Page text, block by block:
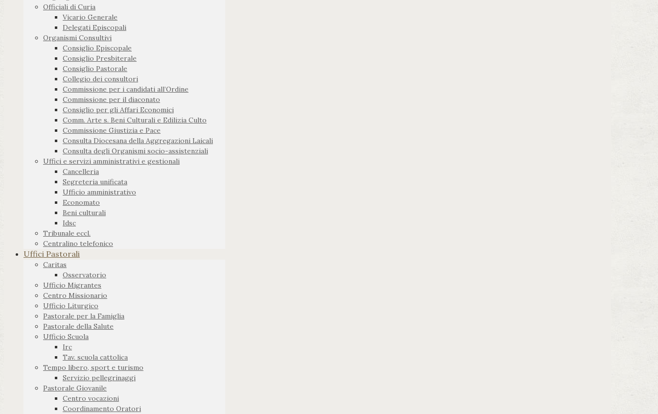
Officiali di Curia
Vicario Generale
Delegati Episcopali
Organismi Consultivi
Consiglio Episcopale
Consiglio Presbiterale
Consiglio Pastorale
Collegio dei consultori
Commissione per i candidati all’Ordine
Commissione per il diaconato
Consiglio per gli Affari Economici
Comm. Arte s. Beni Culturali e Edilizia Culto
Commissione Giustizia e Pace
Consulta Diocesana della Aggregazioni Laicali
Consulta degli Organismi socio-assistenziali
Uffici e servizi amministrativi e gestionali
Cancelleria
Segreteria unificata
Ufficio amministrativo
Economato
Beni culturali
Idsc
Tribunale eccl.
Centralino telefonico
Uffici Pastorali
Caritas
Osservatorio
Ufficio Migrantes
Centro Missionario
Ufficio Liturgico
Pastorale per la Famiglia
Pastorale della Salute
Ufficio Scuola
Irc
Tav. scuola cattolica
Tempo libero, sport e turismo
Servizio pellegrinaggi
Pastorale Giovanile
Centro vocazioni
Coordinamento Oratori